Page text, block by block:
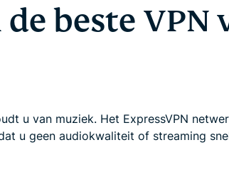
de beste
u van muziek. Het ExpressVPN
u geen audiokwaliteit of streaming